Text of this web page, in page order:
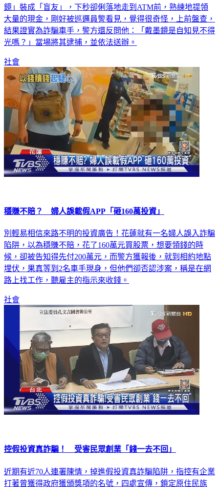
鏡」裝成「盲友」，下秒卻俐落地走到ATM前，熟練地提領
大量的現金，剛好被巡邏員警看見，覺得很奇怪，上前盤查，
結果證實為詐騙車手，警方還反問他：「戴墨鏡是自知見不得
光嗎？」當場將其逮捕，並依法送辦。
社會
穩賺不賠？ 婦人誤載假APP「砸160萬投資」
別輕易相信來路不明的投資廣告！花蓮就有一名婦人誤入詐騙
陷阱，以為穩賺不賠，花了160萬元買股票，想要領錢的時
候，卻被告知得先付200萬元，而警方獲報後，就到相約地點
埋伏，果真等到2名車手現身，但他們卻否認涉案，稱是在網
路上找工作，聽雇主的指示來收錢。
社會
控假投資真詐騙！ 受害民眾創業「錢一去不回」
近期有近70人連署陳情，掉進假投資真詐騙陷阱，指控有企業
打著曾獲得政府獲頒獎項的名號，四處宣傳，鎖定原住民族